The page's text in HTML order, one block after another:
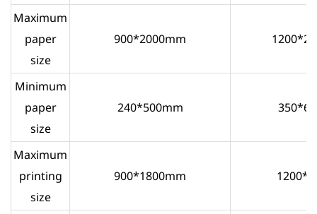
Maximum
paper
size
900*2000mm
Minimum
paper
size
240*500mm
Maximum
printing
size
900*1800mm